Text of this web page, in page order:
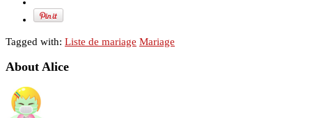
Tagged with: Liste de mariage Mariage
About Alice